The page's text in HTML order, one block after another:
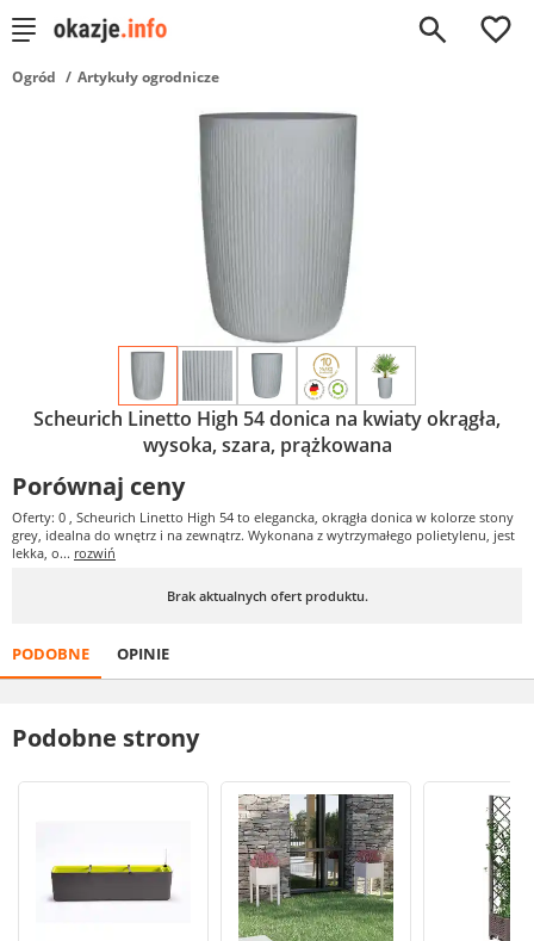
0
Ogród Artykuły ogrodnicze
Scheurich Linetto High 54 donica na kwiaty okrągła,
wysoka, szara, prążkowana
Porównaj ceny
Oferty: 0 , Scheurich Linetto High 54 to elegancka, okrągła donica w kolorze stony
grey, idealna do wnętrz i na zewnątrz. Wykonana z wytrzymałego polietylenu, jest
lekka, o... rozwiń
Brak aktualnych ofert produktu.
PODOBNE OPINIE
Podobne strony